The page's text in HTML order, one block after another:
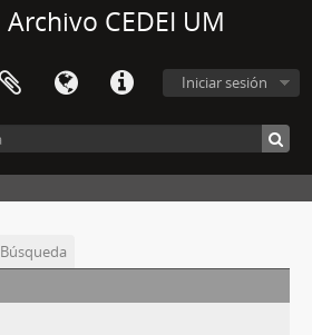
Archivo CEDEI UM
Iniciar sesión
Búsqueda